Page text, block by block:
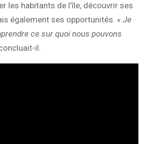
les habitants de l’île, découvrir ses
également ses opportunités. « Je
ce sur quoi nous pouvons
il.